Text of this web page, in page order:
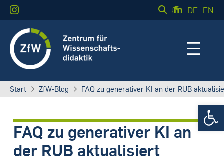
DE EN
Start ZfW-Blog FAQ zu generativer KI an der RUB
FAQ zu generativer KI an
der RUB aktualisiert